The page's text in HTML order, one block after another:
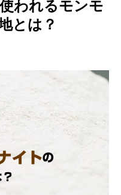
われるモンモ
とは？